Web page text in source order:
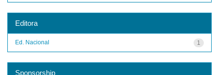
Editora
1
Ed. Nacional
Sponsorship